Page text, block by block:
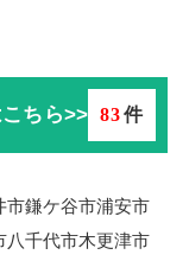
ちら>> 83件
市鎌ケ谷市浦安市
八千代市木更津市